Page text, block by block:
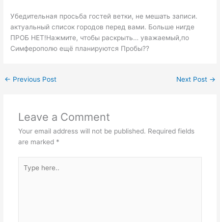
Убедительная просьба гостей ветки, не мешать записи.
актуальный список городов перед вами. Больше нигде
ПРОБ НЕТ!Нажмите, чтобы раскрыть… уважаемый,по
Симферополю ещё планируются Пробы??
← Previous Post Next Post →
Leave a Comment
Your email address will not be published. Required fields
are marked *
here..